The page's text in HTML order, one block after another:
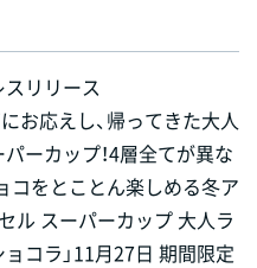
スリリース
お応えし、帰ってきた大人
ーカップ！4層全てが異な
コをとことん楽しめる冬ア
ル スーパーカップ 大人ラ
コラ」11月27日 期間限定